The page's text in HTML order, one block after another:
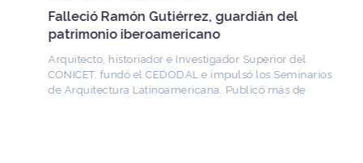
Falleció Ramón Gutiérrez, guardián del
patrimonio iberoamericano
Arquitecto, historiador e Investigador Superior del
CONICET, fundó el CEDODAL e impulsó los Seminarios
de Arquitectura Latinoamericana. Publicó más de